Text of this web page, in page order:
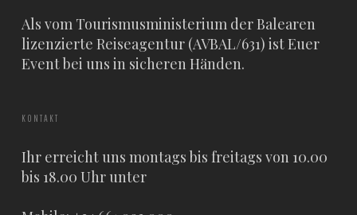
Als vom Tourismusministerium der Balearen
lizenzierte Reiseagentur (AVBAL/631) ist Euer
Event bei uns in sicheren Händen.
KONTAKT
Ihr erreicht uns montags bis freitags von 10.00
bis 18.00 Uhr unter